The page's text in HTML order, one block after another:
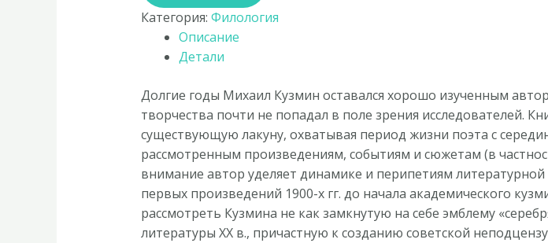
Александра
Пахомова
«Непрошеный
пришелец:
Михаил
Кузмин.
От
Серебряного
века
к
неофициальной
культуре»
Категория: Филология
Описание
Детали
Долгие годы Михаил Кузмин оставался хорошо изученным
творчества почти не попадал в поле зрения исследователей.
существующую лакуну, охватывая период жизни поэта с
рассмотренным произведениям, событиям и сюжетам (в
внимание автор уделяет динамике и перипетиям
первых произведений 1900-х гг. до начала академического
рассмотреть Кузмина не как замкнутую на себе эмблему
литературы ХХ в., причастную к созданию советской